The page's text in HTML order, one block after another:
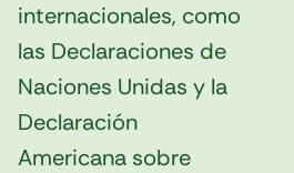
internacionales, como
las Declaraciones de
Naciones Unidas y la
Declaración
Americana sobre